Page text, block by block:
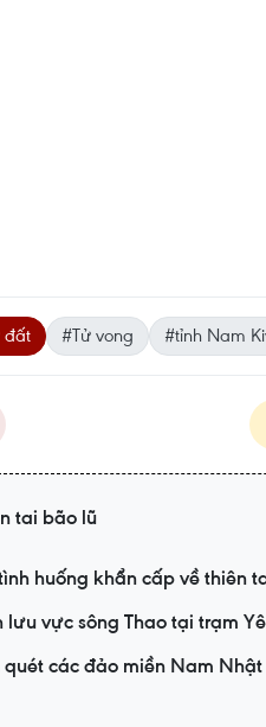
đất #Tử vong #tỉnh Nam
tai bão lũ
huống khẩn cấp về thiên
vực sông Thao tại trạm
quét các đảo miền Nam